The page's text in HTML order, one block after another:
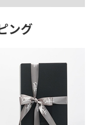
ング